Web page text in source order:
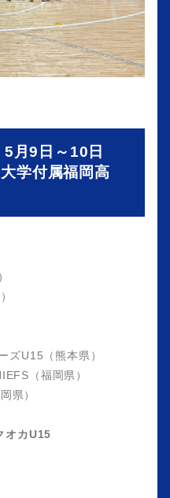
5月9日～10日
学付属福岡高
ズU15（熊本県）
（福岡県）
県）
オカU15